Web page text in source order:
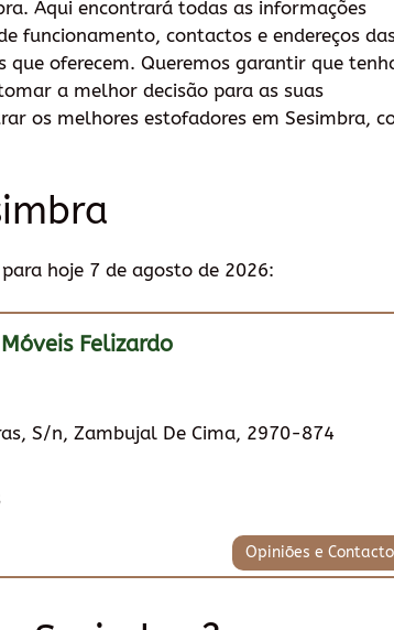
Aqui encontrará todas as informações
funcionamento, contactos e endereços
que oferecem. Queremos garantir que
a melhor decisão para as suas
os melhores estofadores em Sesimbra,
hoje 7 de agosto de 2026:
Móveis Felizardo
S/n, Zambujal De Cima, 2970-874
Opiniões e